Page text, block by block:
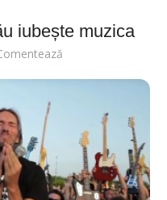
iubește muzica